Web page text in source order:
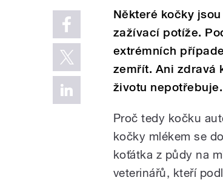
Některé kočky
zažívací potíže.
extrémních
zemřít. Ani zdravá
životu nepotřebuje.
Proč tedy kočku
kočky mlékem se
koťátka z půdy na
veterinářů, kteří